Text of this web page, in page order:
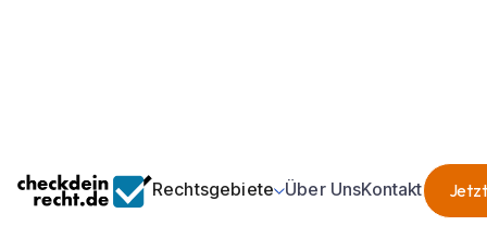
Rechtsgebiete Über UnsKontakt